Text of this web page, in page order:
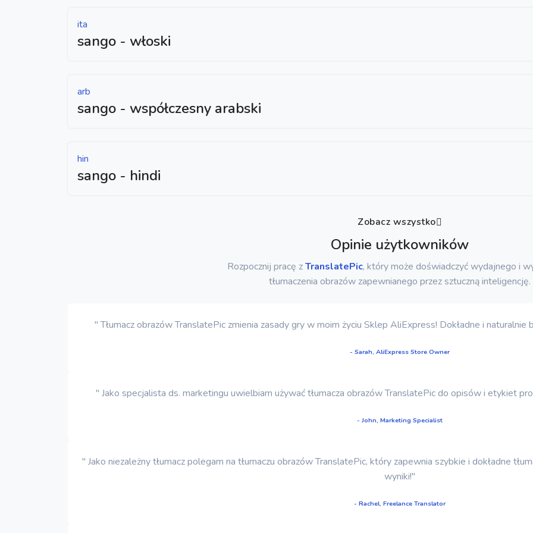
ita
sango - włoski
arb
sango - współczesny arabski
hin
sango - hindi
Zobacz wszystko
Opinie użytkowników
Rozpocznij pracę zTranslatePic, który może doświadczyć wydajnego i
tłumaczenia obrazów zapewnianego przez sztuczną inteligencję.
" Tłumacz obrazów TranslatePic zmienia zasady gry w moim życiu Sklep AliExpress! Dokładne i naturalnie
- Sarah, AliExpress Store Owner
" Jako specjalista ds. marketingu uwielbiam używać tłumacza obrazów TranslatePic do opisów i etykiet
- John, Marketing Specialist
" Jako niezależny tłumacz polegam na tłumaczu obrazów TranslatePic, który zapewnia szybkie i dokładne
wyniki!"
- Rachel, Freelance Translator